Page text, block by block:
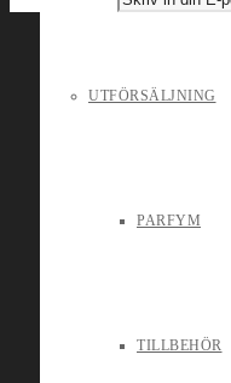
UTFÖRSÄLJNING
PARFYM
TILLBEHÖR